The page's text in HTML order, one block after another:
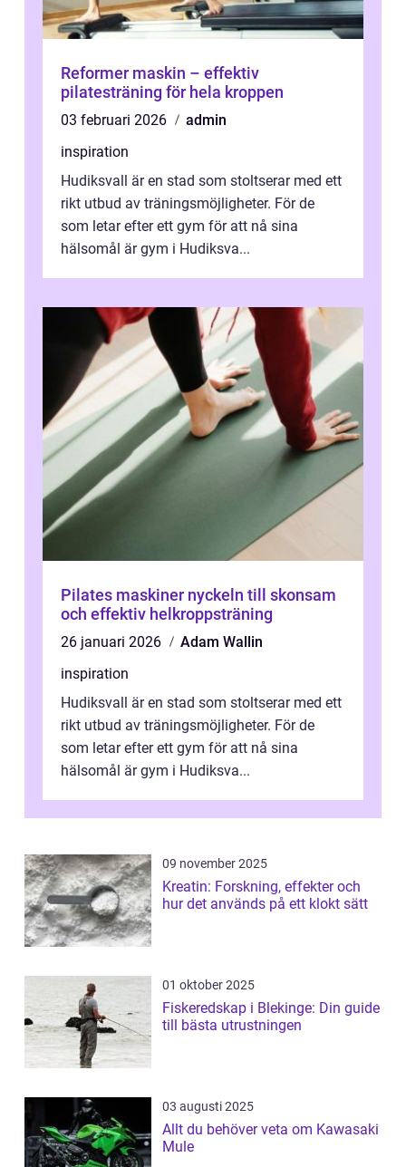
Reformer maskin – effektiv
pilatesträning för hela kroppen
03 februari 2026
admin
inspiration
Hudiksvall är en stad som stoltserar med ett
rikt utbud av träningsmöjligheter. För de
som letar efter ett gym för att nå sina
hälsomål är gym i Hudiksva...
Pilates maskiner nyckeln till skonsam
och effektiv helkroppsträning
26 januari 2026
Adam Wallin
inspiration
Hudiksvall är en stad som stoltserar med ett
rikt utbud av träningsmöjligheter. För de
som letar efter ett gym för att nå sina
hälsomål är gym i Hudiksva...
09 november 2025
Kreatin: Forskning, effekter och
hur det används på ett klokt sätt
01 oktober 2025
Fiskeredskap i Blekinge: Din guide
till bästa utrustningen
03 augusti 2025
Allt du behöver veta om Kawasaki
Mule